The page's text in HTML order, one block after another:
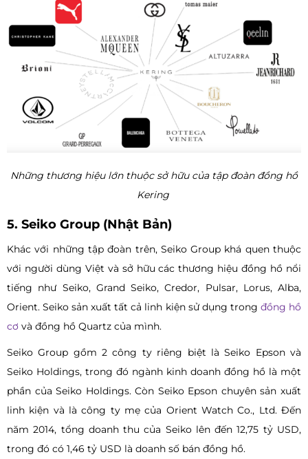
Những thương hiệu lớn thuộc sở hữu của tập đoàn đồng hồ
Kering
5. Seiko Group (Nhật Bản)
Khác với những tập đoàn trên, Seiko Group khá quen thuộc
với người dùng Việt và sở hữu các thương hiệu đồng hồ nổi
tiếng như Seiko, Grand Seiko, Credor, Pulsar, Lorus, Alba,
Orient. Seiko sản xuất tất cả linh kiện sử dụng trong đồng hồ
cơ và đồng hồ Quartz của mình.
Seiko Group gồm 2 công ty riêng biệt là Seiko Epson và
Seiko Holdings, trong đó ngành kinh doanh đồng hồ là một
phần của Seiko Holdings. Còn Seiko Epson chuyên sản xuất
linh kiện và là công ty mẹ của Orient Watch Co., Ltd. Đến
năm 2014, tổng doanh thu của Seiko lên đến 12,75 tỷ USD,
trong đó có 1,46 tỷ USD là doanh số bán đồng hồ.